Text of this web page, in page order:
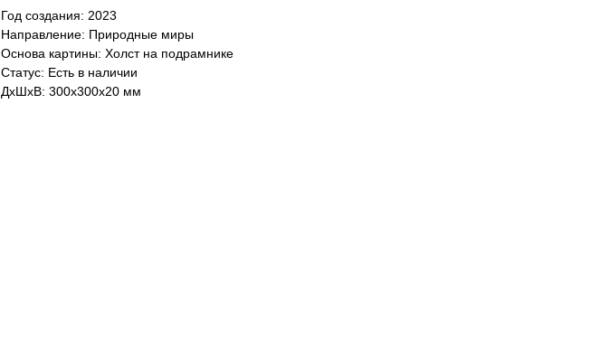
Год создания: 2023
Направление: Природные миры
Основа картины: Холст на подрамнике
Статус: Есть в наличии
ДxШxВ: 300x300x20 мм